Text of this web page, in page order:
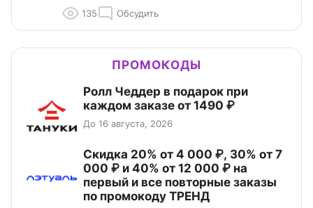
135 Обсудить
ПРОМОКОДЫ
Ролл Чеддер в подарок при
каждом заказе от 1490 ₽
До 16 августа, 2026
Скидка 20% от 4 000 ₽, 30% от 7
000 ₽ и 40% от 12 000 ₽ на
первый и все повторные заказы
по промокоду ТРЕНД